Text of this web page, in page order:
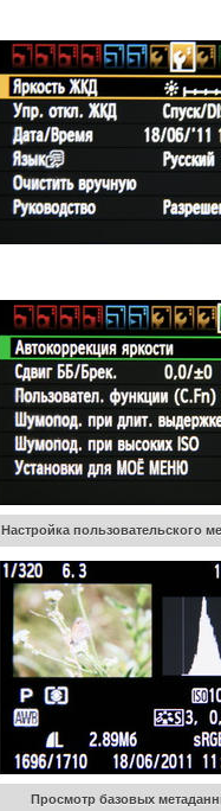
Настройка пользовательского
Просмотр базовых